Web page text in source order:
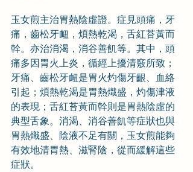
玉女煎主治胃熱陰虛證。症見頭痛，牙
痛，齒松牙衄，煩熱乾渴，舌紅苔黃而
幹。亦治消渴，消谷善飢等。其中，頭
痛多因胃火上炎，循經上擾清竅所致；
牙痛、齒松牙衄是胃火灼傷牙齦、血絡
引起；煩熱乾渴是胃熱熾盛，灼傷津液
的表現；舌紅苔黃而幹則是胃熱陰虛的
典型舌象。消渴、消谷善飢等症狀也與
胃熱熾盛、陰液不足有關，玉女煎能夠
有效地清胃熱、滋腎陰，從而緩解這些
症狀。